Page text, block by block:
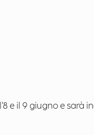
e il 9 giugno e sarà